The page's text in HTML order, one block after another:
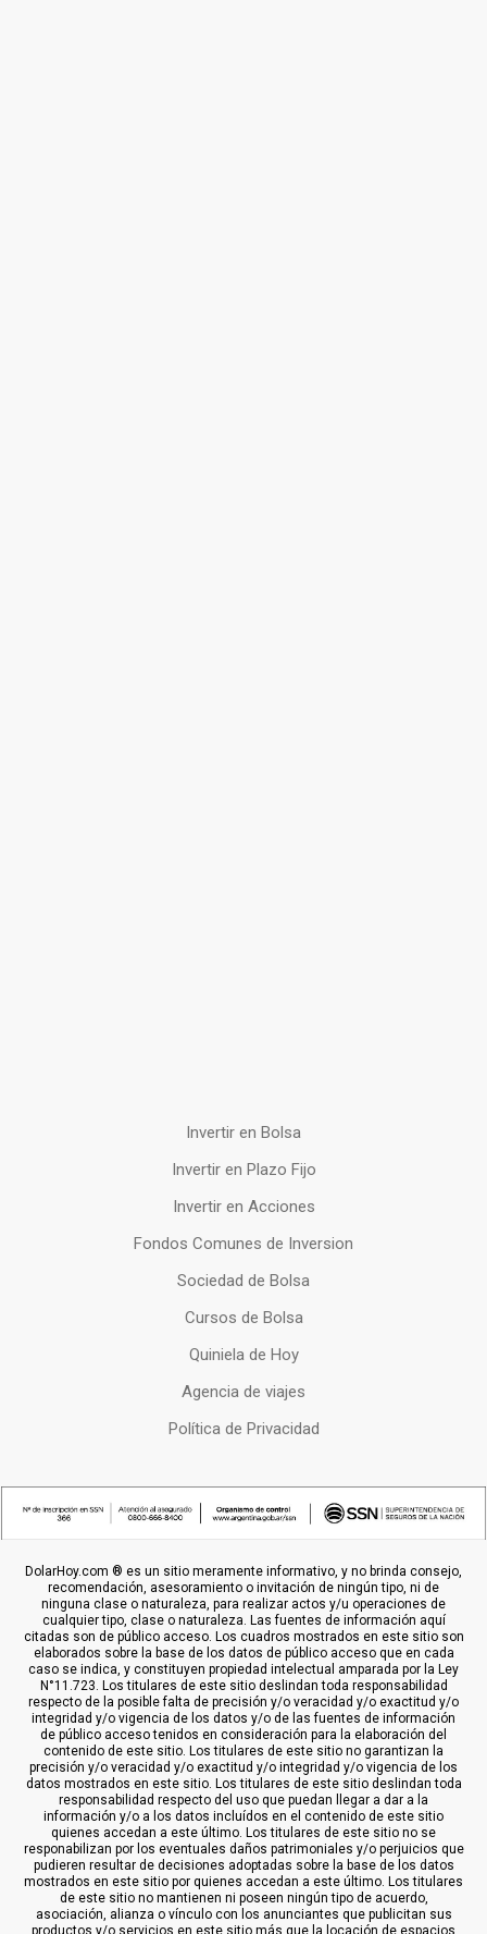
Invertir en Bolsa
Invertir en Plazo Fijo
Invertir en Acciones
Fondos Comunes de Inversion
Sociedad de Bolsa
Cursos de Bolsa
Quiniela de Hoy
Agencia de viajes
Política de Privacidad
DolarHoy.com ® es un sitio meramente informativo, y no brinda consejo,
recomendación, asesoramiento o invitación de ningún tipo, ni de
ninguna clase o naturaleza, para realizar actos y/u operaciones de
cualquier tipo, clase o naturaleza. Las fuentes de información aquí
citadas son de público acceso. Los cuadros mostrados en este sitio son
elaborados sobre la base de los datos de público acceso que en cada
caso se indica, y constituyen propiedad intelectual amparada por la Ley
N°11.723. Los titulares de este sitio deslindan toda responsabilidad
respecto de la posible falta de precisión y/o veracidad y/o exactitud y/o
integridad y/o vigencia de los datos y/o de las fuentes de información
de público acceso tenidos en consideración para la elaboración del
contenido de este sitio. Los titulares de este sitio no garantizan la
precisión y/o veracidad y/o exactitud y/o integridad y/o vigencia de los
datos mostrados en este sitio. Los titulares de este sitio deslindan toda
responsabilidad respecto del uso que puedan llegar a dar a la
información y/o a los datos incluídos en el contenido de este sitio
quienes accedan a este último. Los titulares de este sitio no se
responabilizan por los eventuales daños patrimoniales y/o perjuicios que
pudieren resultar de decisiones adoptadas sobre la base de los datos
mostrados en este sitio por quienes accedan a este último. Los titulares
de este sitio no mantienen ni poseen ningún tipo de acuerdo,
asociación, alianza o vínculo con los anunciantes que publicitan sus
productos y/o servicios en este sitio más que la locación de espacios